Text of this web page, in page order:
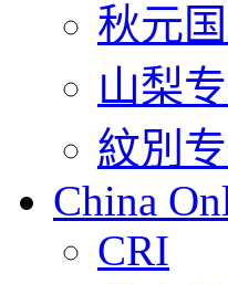
秋元
山梨
紋別
China
CRI